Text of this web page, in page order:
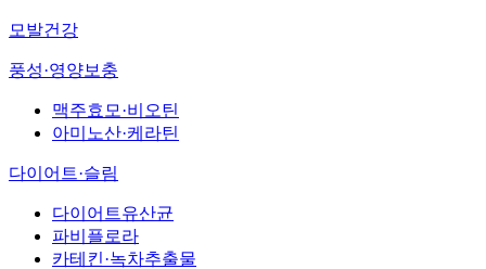
모발건강
풍성·영양보충
맥주효모·비오틴
아미노산·케라틴
다이어트·슬림
다이어트유산균
파비플로라
카테킨·녹차추출물